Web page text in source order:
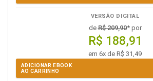
VERSÃO DIGITAL
deR$ 209,90* por
R$ 188,91
em 6x de R$ 31,49
ADICIONAR EBOOK
AO CARRINHO